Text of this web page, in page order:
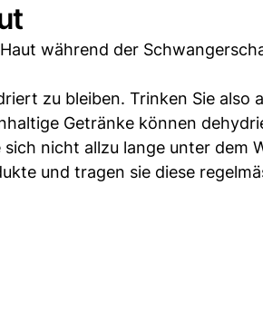
während der
zu bleiben. Trinken Sie also
Getränke können
nicht allzu lange unter dem
und tragen sie diese